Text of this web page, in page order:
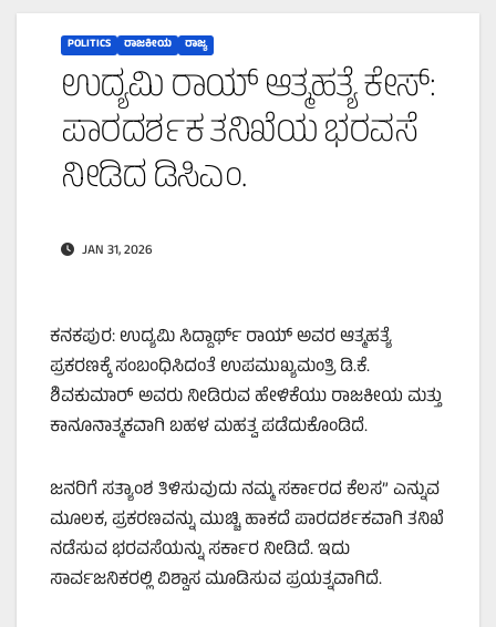
POLITICS ರಾಜಕೀಯ ರಾಜ್ಯ
ಉದ್ಯಮಿ ರಾಯ್ ಆತ್ಮಹತ್ಯೆ ಕೇಸ್:
ಪಾರದರ್ಶಕ ತನಿಖೆಯ ಭರವಸೆ
ನೀಡಿದ ಡಿಸಿಎಂ.
JAN 31, 2026
ಕನಕಪುರ: ಉದ್ಯಮಿ ಸಿದ್ದಾರ್ಥ್ ರಾಯ್ ಅವರ ಆತ್ಮಹತ್ಯೆ
ಪ್ರಕರಣಕ್ಕೆ ಸಂಬಂಧಿಸಿದಂತೆ ಉಪಮುಖ್ಯಮಂತ್ರಿ ಡಿ.ಕೆ.
ಶಿವಕುಮಾರ್ ಅವರು ನೀಡಿರುವ ಹೇಳಿಕೆಯು ರಾಜಕೀಯ ಮತ್ತು
ಕಾನೂನಾತ್ಮಕವಾಗಿ ಬಹಳ ಮಹತ್ವ ಪಡೆದುಕೊಂಡಿದೆ.
ಜನರಿಗೆ ಸತ್ಯಾಂಶ ತಿಳಿಸುವುದು ನಮ್ಮ ಸರ್ಕಾರದ ಕೆಲಸ” ಎನ್ನುವ
ಮೂಲಕ, ಪ್ರಕರಣವನ್ನು ಮುಚ್ಚಿ ಹಾಕದೆ ಪಾರದರ್ಶಕವಾಗಿ ತನಿಖೆ
ನಡೆಸುವ ಭರವಸೆಯನ್ನು ಸರ್ಕಾರ ನೀಡಿದೆ. ಇದು
ಸಾರ್ವಜನಿಕರಲ್ಲಿ ವಿಶ್ವಾಸ ಮೂಡಿಸುವ ಪ್ರಯತ್ನವಾಗಿದೆ.